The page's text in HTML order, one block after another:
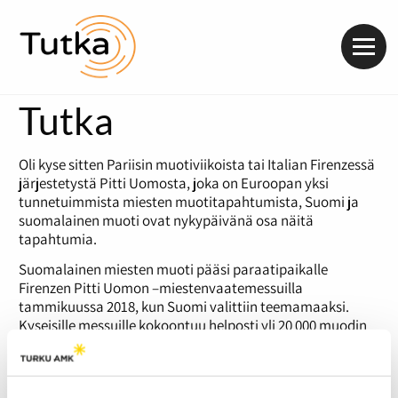
Tutka
Oli kyse sitten Pariisin muotiviikoista tai Italian Firenzessä
järjestetystä Pitti Uomosta, joka on Euroopan yksi
tunnetuimmista miesten muotitapahtumista, Suomi ja
suomalainen muoti ovat nykypäivänä osa näitä
tapahtumia.
Suomalainen miesten muoti pääsi paraatipaikalle
Firenzen Pitti Uomon –miestenvaatemessuilla
tammikuussa 2018, kun Suomi valittiin teemamaaksi.
Kyseisille messuille kokoontuu helposti yli 20 000 muodin
sisäänostajaa, sosiaalisen median edustajaa ja muita
muodin edelläkävijöitä. Esimerkiksi muotisuunnittelija
Teemu Muurimäkija hänen Formal Friday –